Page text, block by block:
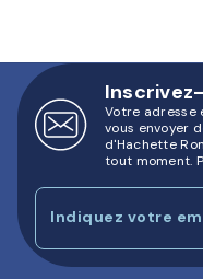
Votre adresse
vous envoyer
d'Hachette
tout moment.
Indiquez votre